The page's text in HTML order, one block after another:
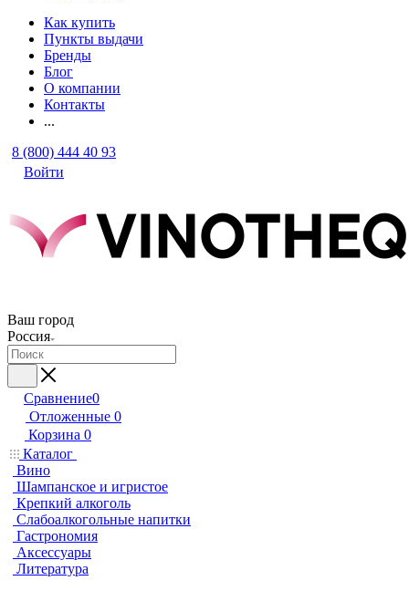
Как купить
Пункты выдачи
Бренды
Блог
О компании
Контакты
...
8 (800) 444 40 93
Войти
Ваш город
Россия
Сравнение0
Отложенные 0
Корзина 0
Каталог
Вино
Шампанское и игристое
Крепкий алкоголь
Слабоалкогольные напитки
Гастрономия
Аксессуары
Литература